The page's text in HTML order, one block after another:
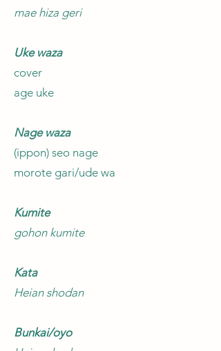
mae hiza geri
Uke waza
cover
age uke
Nage waza
(ippon) seo nage
morote gari/ude wa
Kumite
gohon kumite
Kata
Heian shodan
Bunkai/oyo